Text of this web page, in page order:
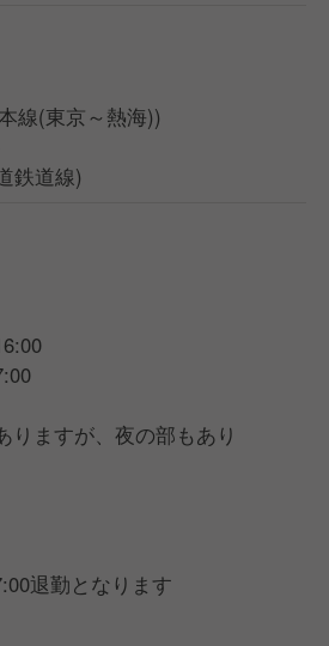
己啓発支援、外部通信教育の受
鈴廣星槎大学」での学位取得支
もひとりの人間としても成長し
ています。
線(東京～熱海))
鉄道線)
りますが、夜の部もあり
退勤となります